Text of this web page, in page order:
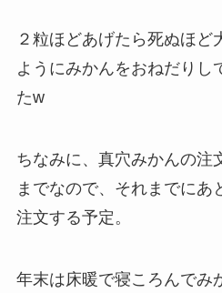
２粒ほどあげたら死ぬほど
ようにみかんをおねだりし
たw
ちなみに、真穴みかんの注
までなので、それまでにあ
注文する予定。
年末は床暖で寝ころんでみ